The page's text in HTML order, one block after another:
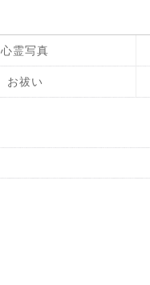
心霊写真
お祓い